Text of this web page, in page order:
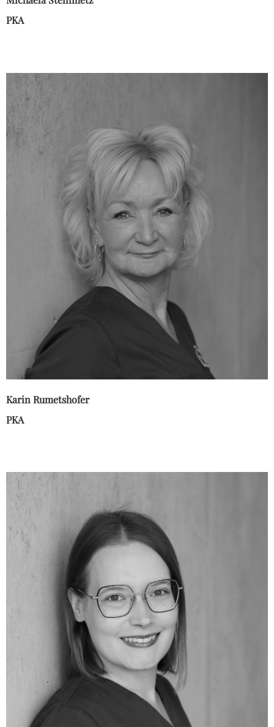
PKA
Karin Rumetshofer
PKA